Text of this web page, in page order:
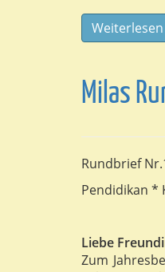
Milas
Rundbrief
Pendidikan *
Liebe
Zum